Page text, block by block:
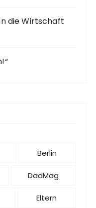
die Wirtschaft
Berlin
DadMag
Eltern